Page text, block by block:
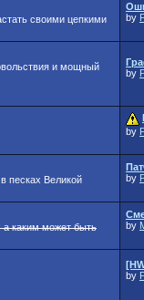
своими цепкими
by
и мощный
by
by
песках Великой
by
а каким может быть
by
by